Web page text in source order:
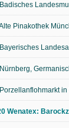
Pinakothek
in
Wenatex: